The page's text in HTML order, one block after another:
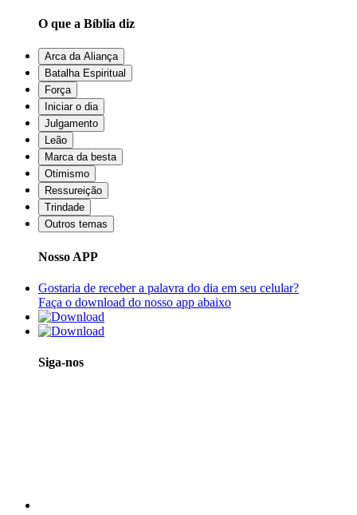
O que a Bíblia diz
Arca da Aliança
Batalha Espiritual
Força
Iniciar o dia
Julgamento
Leão
Marca da besta
Otimismo
Ressureição
Trindade
Outros temas
Nosso APP
Gostaria de receber a palavra do dia em seu celular?
Faça o download do nosso app abaixo
Siga-nos